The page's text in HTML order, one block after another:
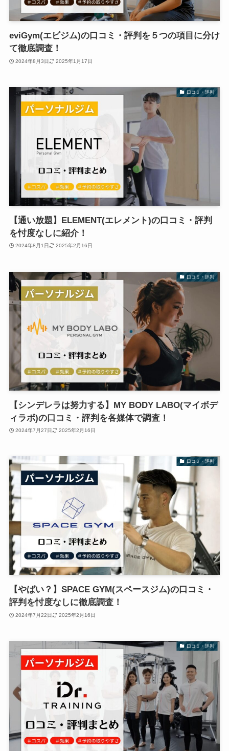
eviGym(エビジム)の口コミ・評判を５つの項目に分け
て徹底調査！
2024年8月3日 2025年1月17日
口コミ・評判
【通い放題】ELEMENT(エレメント)の口コミ・評判
を忖度なしに紹介！
2024年8月1日 2025年2月16日
口コミ・評判
【シンデレラは努力する】MY BODY LABO(マイボデ
ィラボ)の口コミ・評判を各媒体で調査！
2024年7月27日 2025年2月16日
口コミ・評判
【やばい？】SPACE GYM(スペースジム)の口コミ・
評判を忖度なしに徹底調査！
2024年7月22日 2025年2月16日
口コミ・評判